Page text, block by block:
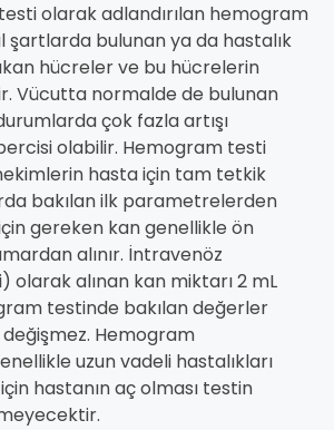
olarak adlandırılan hemogram
şartlarda bulunan ya da hastalık
hücreler ve bu hücrelerin
Vücutta normalde de bulunan
çok fazla artışı
olabilir. Hemogram testi
hasta için tam tetkik
bakılan ilk parametrelerden
gereken kan genellikle ön
alınır. İntravenöz
alınan kan miktarı 2 mL
testinde bakılan değerler
Hemogram
uzun vadeli hastalıkları
hastanın aç olması testin